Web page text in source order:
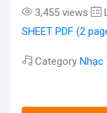
3,455 views
SHEET PDF (2
Category Nhạc